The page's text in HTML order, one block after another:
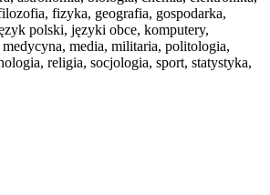
fizyka, geografia, gospodarka,
polski, języki obce, komputery,
media, militaria, politologia,
religia, socjologia, sport, statystyka,